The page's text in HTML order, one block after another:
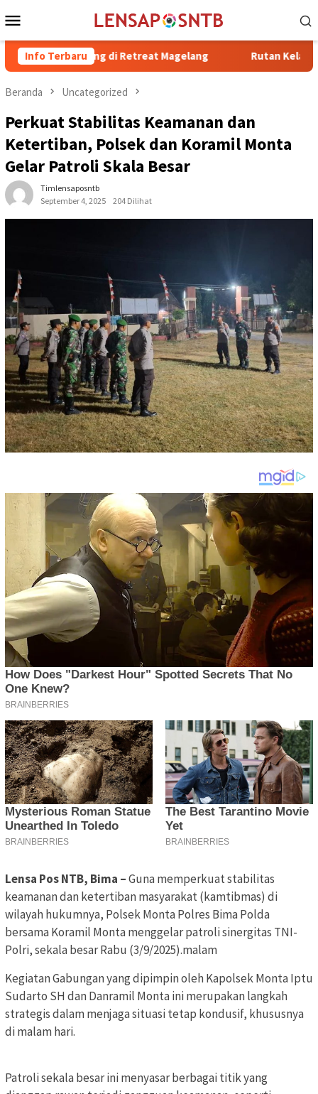
ke
Mobile
Info Terbaru
di Retreat Magelang Rutan Kelas IIB Raba Bima
Beranda Uncategorized
Perkuat Stabilitas Keamanan dan
Ketertiban, Polsek dan Koramil Monta
Gelar Patroli Skala Besar
Timlensaposntb
September 4, 2025
204 Dilihat
Lensa Pos NTB, Bima –Guna memperkuat stabilitas
keamanan dan ketertiban masyarakat (kamtibmas) di
wilayah hukumnya, Polsek Monta Polres Bima Polda
bersama Koramil Monta menggelar patroli sinergitas TNI-
Polri, sekala besar Rabu (3/9/2025).malam
Kegiatan Gabungan yang dipimpin oleh Kapolsek Monta Iptu
Sudarto SH dan Danramil Monta ini merupakan langkah
strategis dalam menjaga situasi tetap kondusif, khususnya
di malam hari.
Patroli sekala besar ini menyasar berbagai titik yang